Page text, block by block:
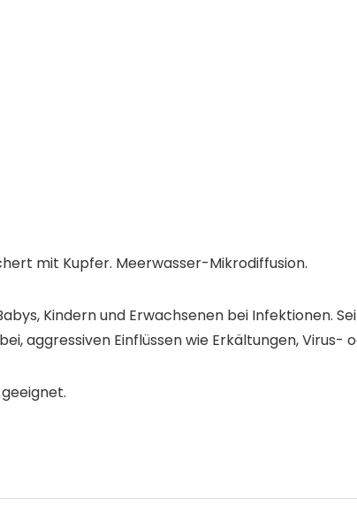
mit Kupfer. Meerwasser-Mikrodiffusion.
Kindern und Erwachsenen bei Infektionen.
aggressiven Einflüssen wie Erkältungen,